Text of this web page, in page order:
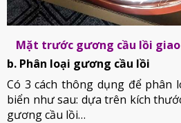
Mặt trước gương cầu lồi
b. Phân loại gương cầu lồi
Có 3 cách thông dụng để phân
biển như sau: dựa trên kích
gương cầu lồi…